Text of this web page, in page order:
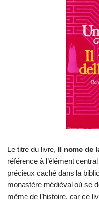
Le titre du livre, Il nome de
référence à l’élément
précieux caché dans la
monastère médiéval où se
même de l’histoire, car ce